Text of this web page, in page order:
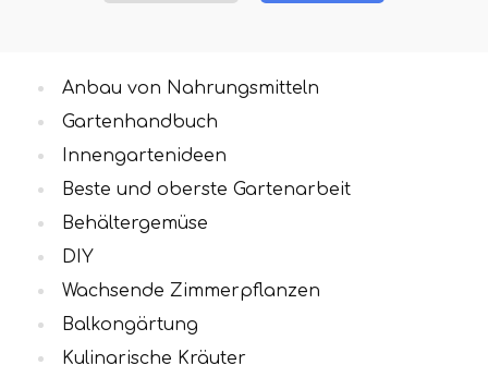
Anbau von Nahrungsmitteln
Gartenhandbuch
Innengartenideen
Beste und oberste Gartenarbeit
Behältergemüse
DIY
Wachsende Zimmerpflanzen
Balkongärtung
Kulinarische Kräuter